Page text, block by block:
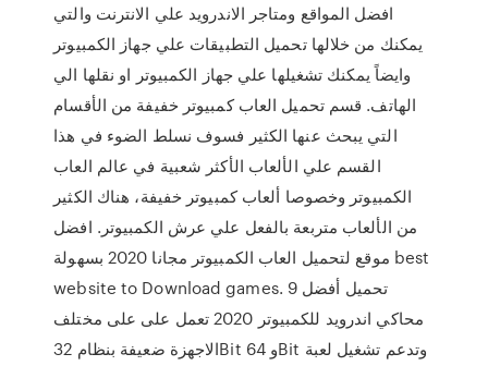
افضل المواقع ومتاجر الاندرويد علي الانترنت والتي
يمكنك من خلالها تحميل التطبيقات علي جهاز الكمبيوتر
وايضاً يمكنك تشغيلها علي جهاز الكمبيوتر او نقلها الي
الهاتف. قسم تحميل العاب كمبيوتر خفيفة من الأقسام
التي يبحث عنها الكثير فسوف نسلط الضوء في هذا
القسم علي الألعاب الأكثر شعبية في عالم العاب
الكمبيوتر وخصوصا ألعاب كمبيوتر خفيفة، هناك الكثير
من الألعاب متربعة بالفعل علي عرش الكمبيوتر. افضل
موقع لتحميل العاب الكمبيوتر مجانا 2020 بسهولة best
website to Download games. تحميل أفضل 9
محاكي اندرويد للكمبيوتر 2020 تعمل على على مختلف
الاجهزة ضعيفة بنظام 32Bit و 64Bit وتدعم تشغيل لعبة